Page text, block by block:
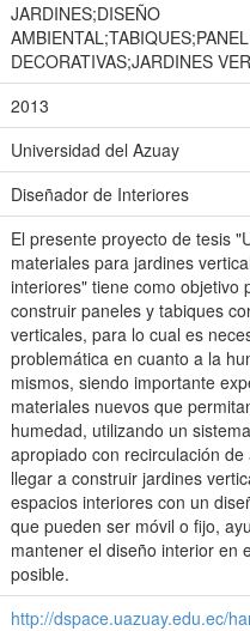
JARDINES;DISEÑO
DECORATIVAS;JARDINES
2013
Universidad del Azuay
Diseñador de Interiores
El presente proyecto de tesis
materiales para jardines
interiores" tiene como objetivo
construir paneles y tabiques
verticales, para lo cual es
problemática en cuanto a la
mismos, siendo importante
materiales nuevos que
humedad, utilizando un
apropiado con recirculación de
llegar a construir jardines
espacios interiores con un
que pueden ser móvil o fijo,
mantener el diseño interior en
posible.
http://dspace.uazuay.edu.ec/